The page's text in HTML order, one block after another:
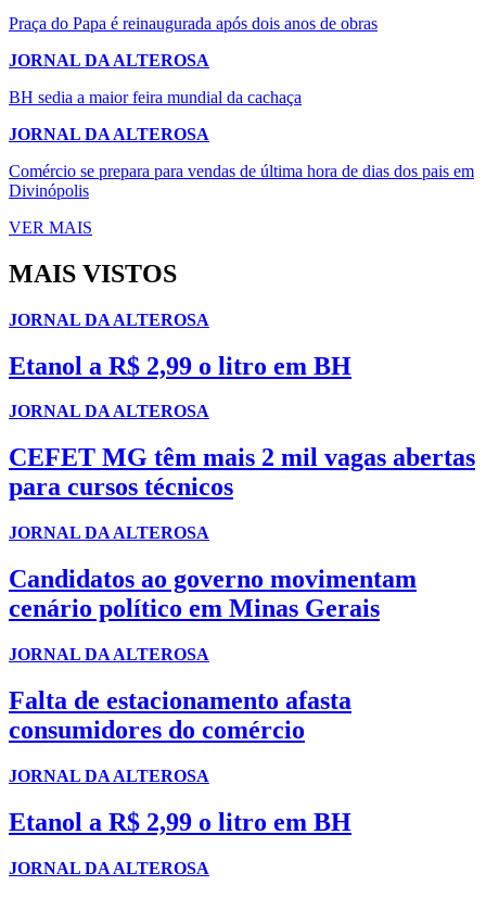
Praça do Papa é reinaugurada após dois anos de obras
JORNAL DA ALTEROSA
BH sedia a maior feira mundial da cachaça
JORNAL DA ALTEROSA
Comércio se prepara para vendas de última hora de dias dos pais em
Divinópolis
VER MAIS
MAIS VISTOS
JORNAL DA ALTEROSA
Etanol a R$ 2,99 o litro em BH
JORNAL DA ALTEROSA
CEFET MG têm mais 2 mil vagas abertas
para cursos técnicos
JORNAL DA ALTEROSA
Candidatos ao governo movimentam
cenário político em Minas Gerais
JORNAL DA ALTEROSA
Falta de estacionamento afasta
consumidores do comércio
JORNAL DA ALTEROSA
Etanol a R$ 2,99 o litro em BH
JORNAL DA ALTEROSA